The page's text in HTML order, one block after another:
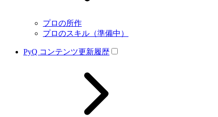
プロの所作
プロのスキル（準備中）
PyQ コンテンツ更新履歴